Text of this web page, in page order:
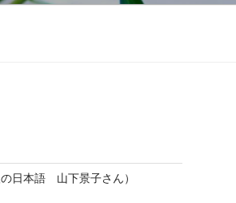
日本語 山下景子さん）